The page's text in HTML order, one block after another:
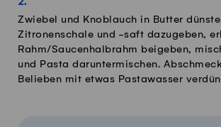
Zwiebel und Knoblauch in Butter
Zitronenschale und -saft dazugeben,
Rahm/Saucenhalbrahm beigeben,
und Pasta daruntermischen.
Belieben mit etwas Pastawasser